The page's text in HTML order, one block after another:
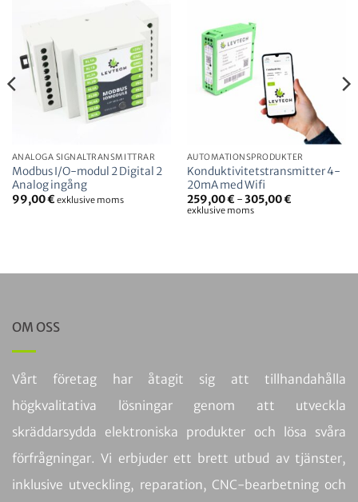
ANALOGA SIGNALTRANSMITTRAR
Modbus I/O-modul 2 Digital 2
Analog ingång
99,00€ exklusive moms
AUTOMATIONSPRODUKTER
Konduktivitetstransmitter 4-
20mA med Wifi
259,00€ -305,00€
exklusive moms
OM OSS
Vårt företag har åtagit sig att tillhandahålla
högkvalitativa lösningar genom att utveckla
skräddarsydda elektroniska produkter och lösa svåra
förfrågningar. Vi erbjuder ett brett utbud av tjänster,
inklusive utveckling, reparation, CNC-bearbetning och